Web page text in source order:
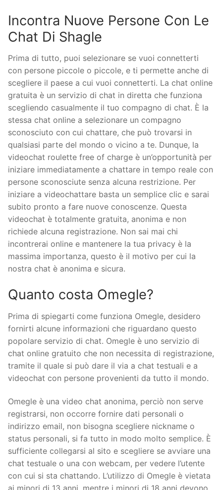
Incontra Nuove Persone Con Le
Chat Di Shagle
Prima di tutto, puoi selezionare se vuoi connetterti
con persone piccole o piccole, e ti permette anche di
scegliere il paese a cui vuoi connetterti. La chat online
gratuita è un servizio di chat in diretta che funziona
scegliendo casualmente il tuo compagno di chat. È la
stessa chat online a selezionare un compagno
sconosciuto con cui chattare, che può trovarsi in
qualsiasi parte del mondo o vicino a te. Dunque, la
videochat roulette free of charge è un’opportunità per
iniziare immediatamente a chattare in tempo reale con
persone sconosciute senza alcuna restrizione. Per
iniziare a videochattare basta un semplice clic e sarai
subito pronto a fare nuove conoscenze. Questa
videochat è totalmente gratuita, anonima e non
richiede alcuna registrazione. Non sai mai chi
incontrerai online e mantenere la tua privacy è la
massima importanza, questo è il motivo per cui la
nostra chat è anonima e sicura.
Quanto costa Omegle?
Prima di spiegarti come funziona Omegle, desidero
fornirti alcune informazioni che riguardano questo
popolare servizio di chat. Omegle è uno servizio di
chat online gratuito che non necessita di registrazione,
tramite il quale si può dare il via a chat testuali e a
videochat con persone provenienti da tutto il mondo.
Omegle è una video chat anonima, perciò non serve
registrarsi, non occorre fornire dati personali o
indirizzo email, non bisogna scegliere nickname o
status personali, si fa tutto in modo molto semplice. È
sufficiente collegarsi al sito e scegliere se avviare una
chat testuale o una con webcam, per vedere l’utente
con cui si sta chattando. L’utilizzo di Omegle è vietata